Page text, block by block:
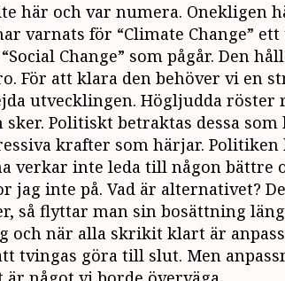
här och var numera. Onekligen
varnats för “Climate Change”
Change” som pågår. Den
För att klara den behöver vi en
utvecklingen. Högljudda röster
Politiskt betraktas dessa
krafter som härjar.
verkar inte leda till någon bättre
inte på. Vad är alternativet?
så flyttar man sin bosättning
och när alla skrikit klart är
tvingas göra till slut. Men